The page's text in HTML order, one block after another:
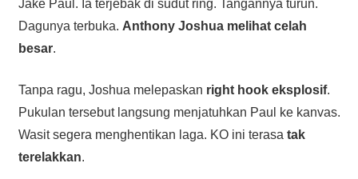
Jake Paul. Ia terjebak di sudut ring. Tangannya turun.
Dagunya terbuka. Anthony Joshua melihat celah
besar.
Tanpa ragu, Joshua melepaskan right hook eksplosif.
Pukulan tersebut langsung menjatuhkan Paul ke kanvas.
Wasit segera menghentikan laga. KO ini terasa tak
terelakkan.